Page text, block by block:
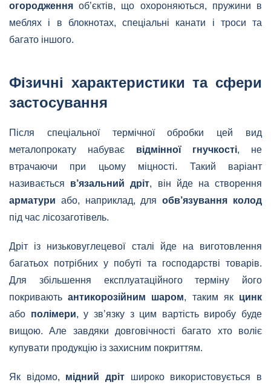
огородження об’єктів, що охороняються, пружини в
меблях і в блокнотах, спеціальні канати і троси та
багато іншого.
Фізичні характеристики та сфери
застосування
Після спеціальної термічної обробки цей вид
металопрокату набуває відмінної гнучкості, не
втрачаючи при цьому міцності. Такий варіант
називається в’язальний дріт, він йде на створення
арматури або, наприклад, дляобв’язування колод
під час лісозаготівель.
Дріт із низьковуглецевої сталі йде на виготовлення
багатьох потрібних у побуті та господарстві товарів.
Для збільшення експлуатаційного терміну його
покриваютьантикорозійним шаром, таким як цинк
або полімери, у зв’язку з цим вартість виробу буде
вищою. Але завдяки довговічності багато хто воліє
купувати продукцію із захисним покриттям.
Як відомо, мідний дріт широко використовується в